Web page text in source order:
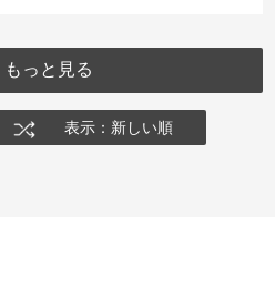
もっと見る
表示：新しい順